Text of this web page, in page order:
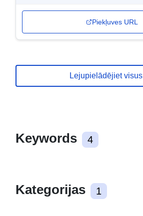
Piekļuves URL
Lejupielādējiet visus
Keywords 4
Kategorijas 1